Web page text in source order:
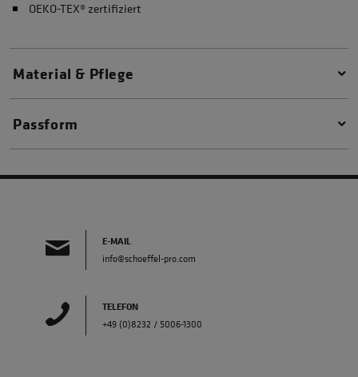
OEKO-TEX® zertifiziert
Material & Pflege
Passform
E-MAIL
info@schoeffel-pro.com
TELEFON
+49 (0)8232 / 5006-1300